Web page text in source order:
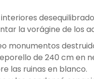
la vorágine de los
monumentos
de 240 cm en
las ruinas en blanco.